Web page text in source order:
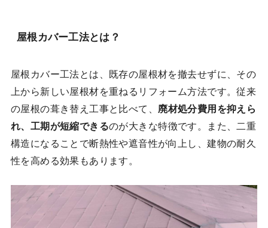
屋根カバー工法とは？
屋根カバー工法とは、既存の屋根材を撤去せずに、その
上から新しい屋根材を重ねるリフォーム方法です。従来
の屋根の葺き替え工事と比べて、 廃材処分費用を抑えら
れ、工期が短縮できるのが大きな特徴です。また、二重
構造になることで断熱性や遮音性が向上し、建物の耐久
性を高める効果もあります。